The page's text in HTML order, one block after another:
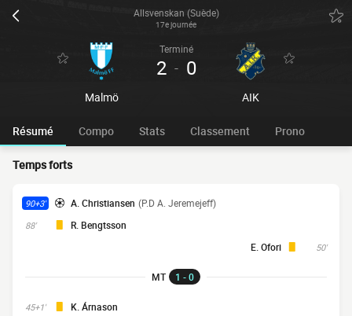
Allsvenskan (Suède)
17e journée
Malmö
Terminé
2 - 0
AIK
Résumé Compo Stats Classement Prono
Temps forts
90+3' A. Christiansen (P.D A. Jeremejeff)
88' R. Bengtsson
50'
E. Ofori
MT 1 - 0
45+1' K. Árnason